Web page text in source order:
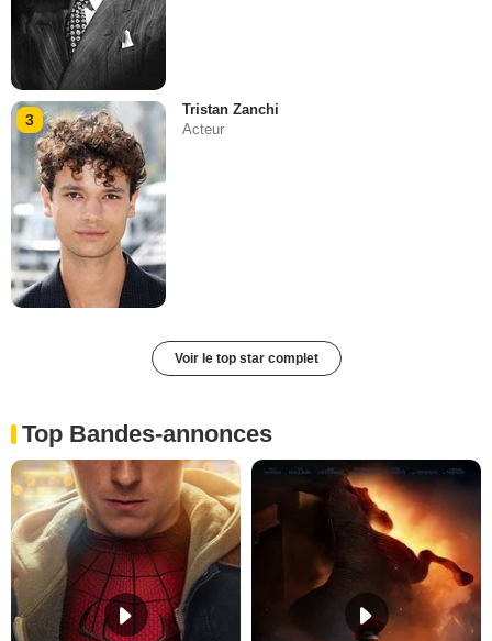
3
Tristan Zanchi
Acteur
Voir le top star complet
Top Bandes-annonces